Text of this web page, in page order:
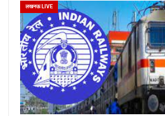
लखनऊ LIVE